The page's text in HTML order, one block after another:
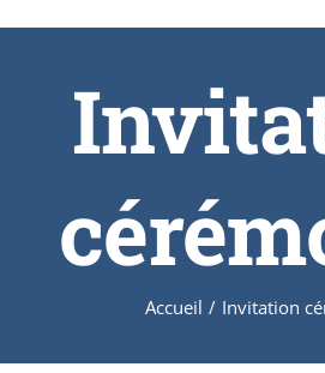
Accueil / Invitation